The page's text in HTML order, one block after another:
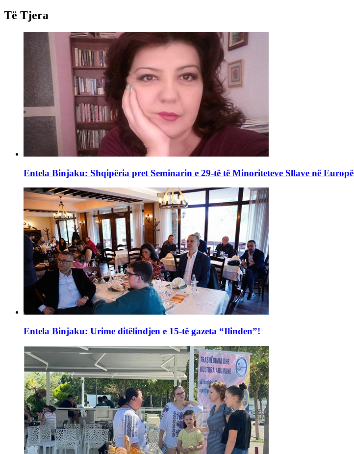
Të Tjera
Entela Binjaku: Shqipëria pret Seminarin e 29-të të Minoriteteve Sllave në Europë
Entela Binjaku: Urime ditëlindjen e 15-të gazeta “Ilinden”!